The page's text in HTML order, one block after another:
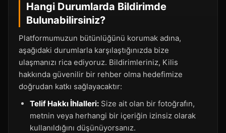
Hangi Durumlarda Bildirimde
Bulunabilirsiniz?
Platformumuzun bütünlüğünü korumak adına,
aşağıdaki durumlarla karşılaştığınızda bize
ulaşmanızı rica ediyoruz. Bildirimleriniz, Kilis
hakkında güvenilir bir rehber olma hedefimize
doğrudan katkı sağlayacaktır:
Telif Hakkı İhlalleri: Size ait olan bir fotoğrafın,
metnin veya herhangi bir içeriğin izinsiz olarak
kullanıldığını düşünüyorsanız.